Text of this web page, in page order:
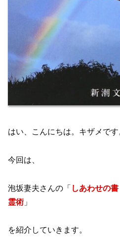
はい、こんにちは。キザメです
今回は、
泡坂妻夫さんの「 しあわせの
霊術」
を紹介していきます。